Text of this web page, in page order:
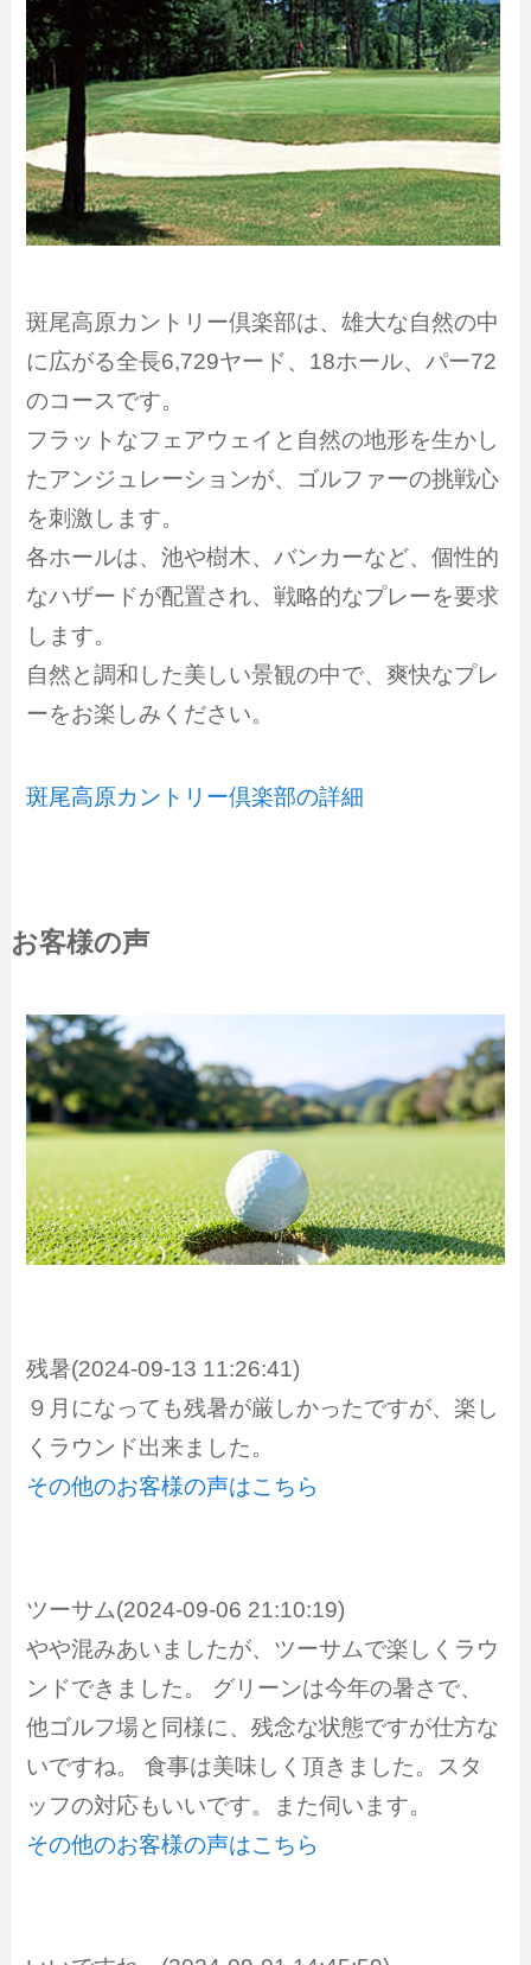
斑尾高原カントリー倶楽部は、雄大な自然の中
に広がる全長6,729ヤード、18ホール、パー72
のコースです。
フラットなフェアウェイと自然の地形を生かし
たアンジュレーションが、ゴルファーの挑戦心
を刺激します。
各ホールは、池や樹木、バンカーなど、個性的
なハザードが配置され、戦略的なプレーを要求
します。
自然と調和した美しい景観の中で、爽快なプレ
ーをお楽しみください。
斑尾高原カントリー倶楽部の詳細
お客様の声
残暑(2024-09-13 11:26:41)
９月になっても残暑が厳しかったですが、楽し
くラウンド出来ました。
その他のお客様の声はこちら
ツーサム(2024-09-06 21:10:19)
やや混みあいましたが、ツーサムで楽しくラウ
ンドできました。 グリーンは今年の暑さで、
他ゴルフ場と同様に、残念な状態ですが仕方な
いですね。 食事は美味しく頂きました。スタ
ッフの対応もいいです。また伺います。
その他のお客様の声はこちら